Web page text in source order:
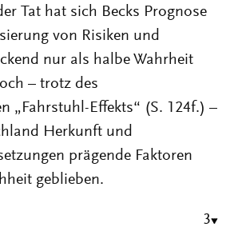
Tat hat sich Becks Prognose
von Risiken und
nur als halbe Wahrheit
– trotz des
„Fahrstuhl-Effekts“ (S. 124f.) –
Herkunft und
prägende Faktoren
geblieben.
3